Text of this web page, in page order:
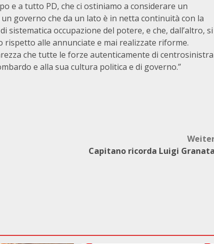
e a tutto PD, che ci ostiniamo a considerare un
governo che da un lato è in netta continuità con la
occupazione del potere, e che, dall’altro, si
alle annunciate e mai realizzate riforme.
che tutte le forze autenticamente di centrosinistra
e alla sua cultura politica e di governo.”
Capitano ricorda Luigi